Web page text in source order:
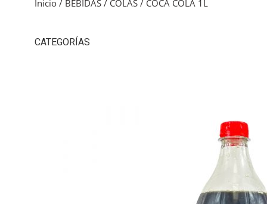
Inicio / BEBIDAS / COLAS / COCA COLA 1L
CATEGORÍAS